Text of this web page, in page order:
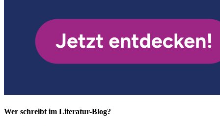
Wer schreibt im Literatur-Blog?